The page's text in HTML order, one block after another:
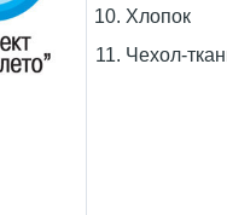
Хлопок
Чехол-